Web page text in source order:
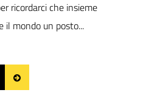
ricordarci che insieme
il mondo un posto...